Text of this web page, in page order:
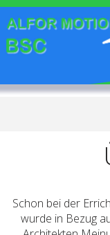
Schon bei der
wurde in Bezug